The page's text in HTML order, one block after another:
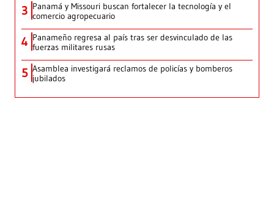
3 Panamá y Missouri buscan fortalecer la tecnología y el
comercio agropecuario
4 Panameño regresa al país tras ser desvinculado de las
fuerzas militares rusas
5 Asamblea investigará reclamos de policías y bomberos
jubilados